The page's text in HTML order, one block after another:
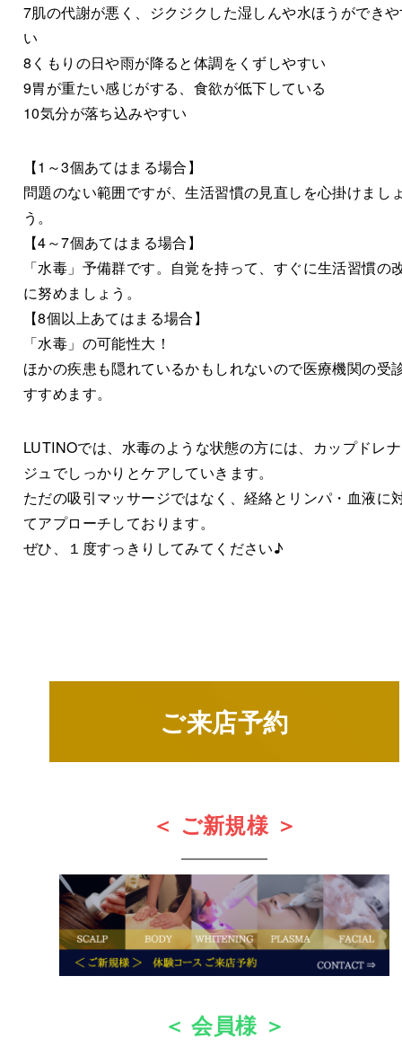
7肌の代謝が悪く、ジクジクした湿しんや水ほうができ
い
8くもりの日や雨が降ると体調をくずしやすい
9胃が重たい感じがする、食欲が低下している
10気分が落ち込みやすい
【1～3個あてはまる場合】
問題のない範囲ですが、生活習慣の見直しを心掛けまし
う。
【4～7個あてはまる場合】
「水毒」予備群です。自覚を持って、すぐに生活習慣の
に努めましょう。
【8個以上あてはまる場合】
「水毒」の可能性大！
ほかの疾患も隠れているかもしれないので医療機関の受
すすめます。
LUTINOでは、水毒のような状態の方には、カップドレ
ジュでしっかりとケアしていきます。
ただの吸引マッサージではなく、経絡とリンパ・血液に
てアプローチしております。
ぜひ、１度すっきりしてみてください♪
ご来店予約
＜ ご新規様 ＞
＜ 会員様 ＞